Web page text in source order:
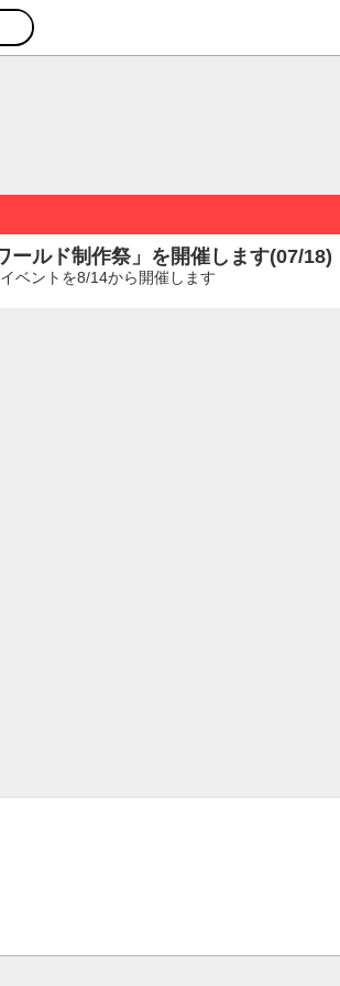
ールド制作祭」を開催します(07/18)
ベントを8/14から開催します